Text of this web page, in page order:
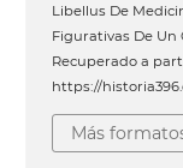
Libellus De
Figurativas De
Recuperado a
https://
Más